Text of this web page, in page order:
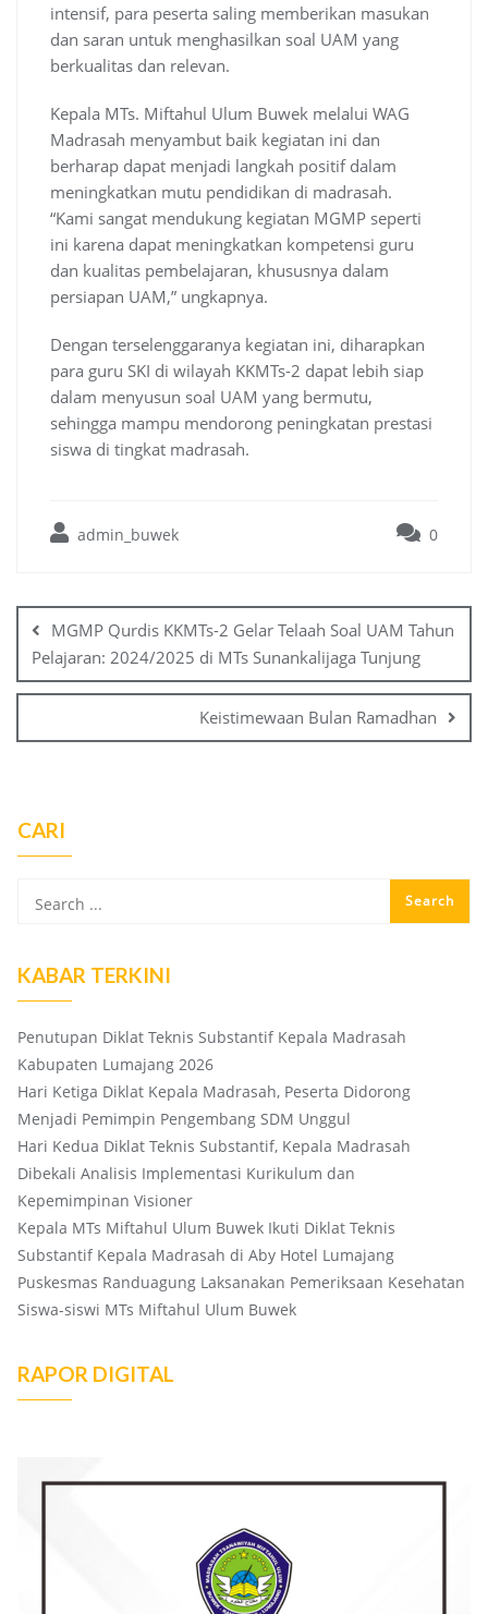
intensif, para peserta saling memberikan masukan
dan saran untuk menghasilkan soal UAM yang
berkualitas dan relevan.
Kepala MTs. Miftahul Ulum Buwek melalui WAG
Madrasah menyambut baik kegiatan ini dan
berharap dapat menjadi langkah positif dalam
meningkatkan mutu pendidikan di madrasah.
“Kami sangat mendukung kegiatan MGMP seperti
ini karena dapat meningkatkan kompetensi guru
dan kualitas pembelajaran, khususnya dalam
persiapan UAM,” ungkapnya.
Dengan terselenggaranya kegiatan ini, diharapkan
para guru SKI di wilayah KKMTs-2 dapat lebih siap
dalam menyusun soal UAM yang bermutu,
sehingga mampu mendorong peningkatan prestasi
siswa di tingkat madrasah.
admin_buwek 0
navigation
MGMP Qurdis KKMTs-2 Gelar Telaah Soal UAM Tahun
Pelajaran: 2024/2025 di MTs Sunankalijaga Tunjung
Keistimewaan Bulan Ramadhan
CARI
KABAR TERKINI
Penutupan Diklat Teknis Substantif Kepala Madrasah
Kabupaten Lumajang 2026
Hari Ketiga Diklat Kepala Madrasah, Peserta Didorong
Menjadi Pemimpin Pengembang SDM Unggul
Hari Kedua Diklat Teknis Substantif, Kepala Madrasah
Dibekali Analisis Implementasi Kurikulum dan
Kepemimpinan Visioner
Kepala MTs Miftahul Ulum Buwek Ikuti Diklat Teknis
Substantif Kepala Madrasah di Aby Hotel Lumajang
Puskesmas Randuagung Laksanakan Pemeriksaan Kesehatan
Siswa-siswi MTs Miftahul Ulum Buwek
RAPOR DIGITAL